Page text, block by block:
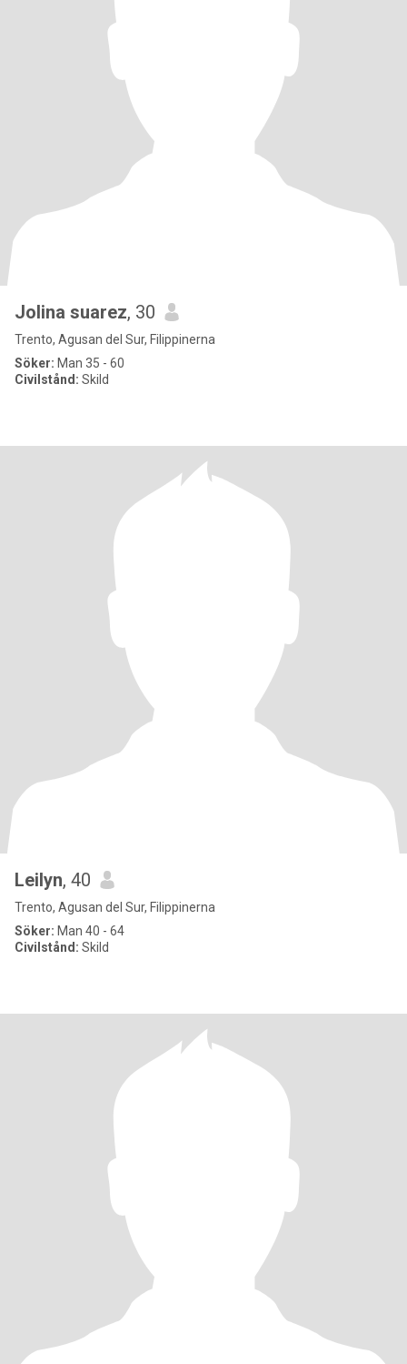
Jolina suarez, 30
Trento, Agusan del Sur, Filippinerna
Söker: Man 35 - 60
Civilstånd: Skild
Leilyn, 40
Trento, Agusan del Sur, Filippinerna
Söker: Man 40 - 64
Civilstånd: Skild